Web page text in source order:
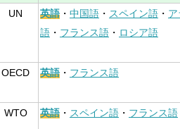
UN 英語 ・ 中国語 ・ スペイン語 ・
語 ・ フランス語 ・ ロシア語
OECD 英語 ・ フランス語
WTO 英語 ・ スペイン語 ・ フランス語